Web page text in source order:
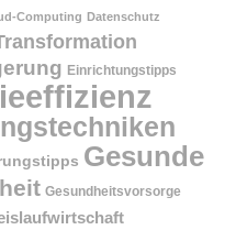
Computing Datenschutz
Einrichtungstipps
Gesunde
Gesundheitsvorsorge